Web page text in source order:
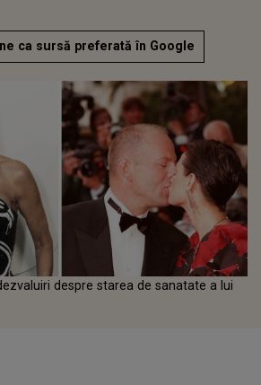
ca sursă preferată în Google
despre starea de sanatate a lui